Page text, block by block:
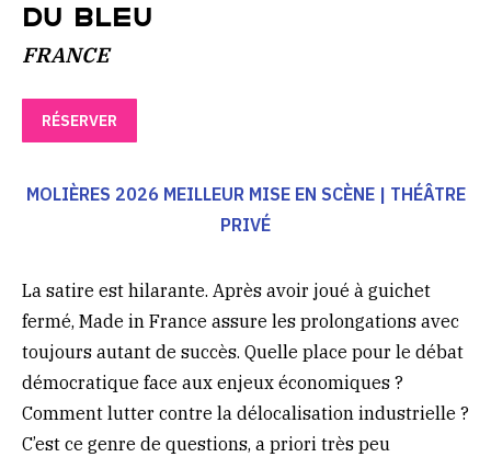
DU BLEU
FRANCE
RÉSERVER
MOLIÈRES 2026 MEILLEUR MISE EN SCÈNE | THÉÂTRE
PRIVÉ
La satire est hilarante. Après avoir joué à guichet
fermé, Made in France assure les prolongations avec
toujours autant de succès. Quelle place pour le débat
démocratique face aux enjeux économiques ?
Comment lutter contre la délocalisation industrielle ?
C’est ce genre de questions, a priori très peu